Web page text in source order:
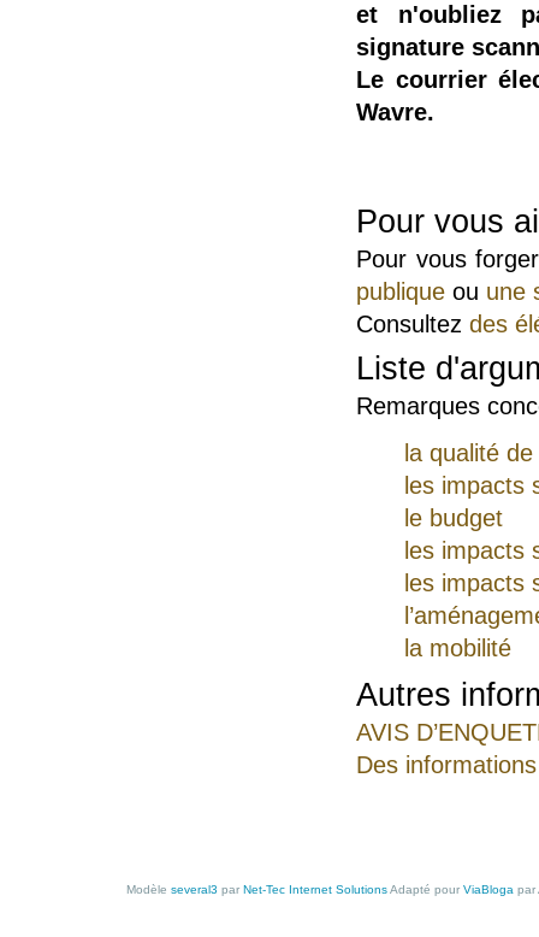
et n'oubliez
signature
Le courrier
Wavre.
Pour vous
Pour vous
publique ou une
Consultez des
Liste
Remarques
la qualité de
les impacts
le budget
les impacts
les impacts
la mobilité
Autres
AVIS
Des
Modèle several3 par Net-Tec Internet SolutionsAdapté pour ViaBloga par